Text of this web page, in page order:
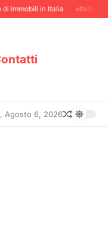
immobili in Italia «Italiani
Agosto 6, 2026